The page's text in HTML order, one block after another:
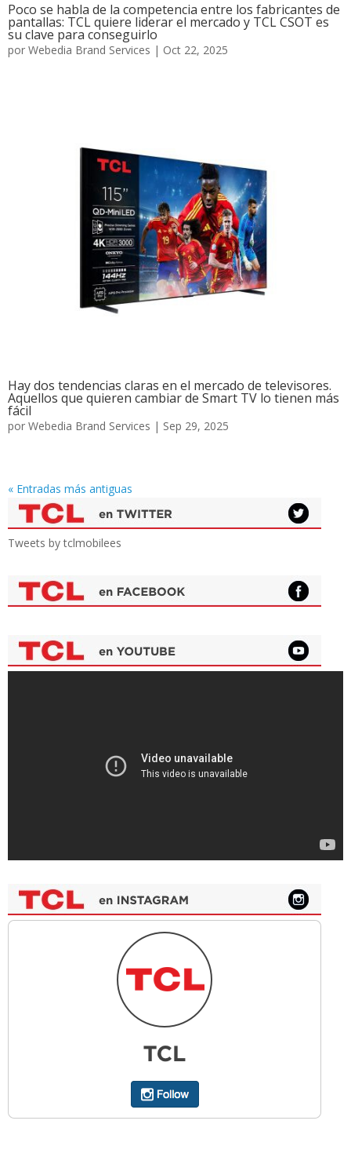
Poco se habla de la competencia entre los fabricantes de
pantallas: TCL quiere liderar el mercado y TCL CSOT es
su clave para conseguirlo
por Webedia Brand Services | Oct 22, 2025
Hay dos tendencias claras en el mercado de televisores.
Aquellos que quieren cambiar de Smart TV lo tienen más
fácil
por Webedia Brand Services | Sep 29, 2025
« Entradas más antiguas
Tweets by tclmobilees